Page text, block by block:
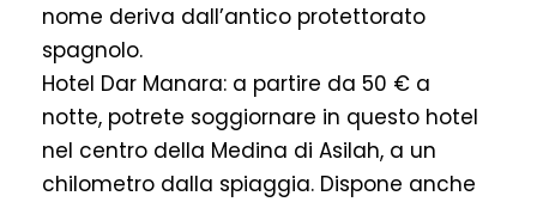
nome deriva dall’antico protettorato
spagnolo.
Hotel Dar Manara: a partire da 50 € a
notte, potrete soggiornare in questo hotel
nel centro della Medina di Asilah, a un
chilometro dalla spiaggia. Dispone anche